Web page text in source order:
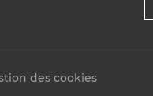
des cookies